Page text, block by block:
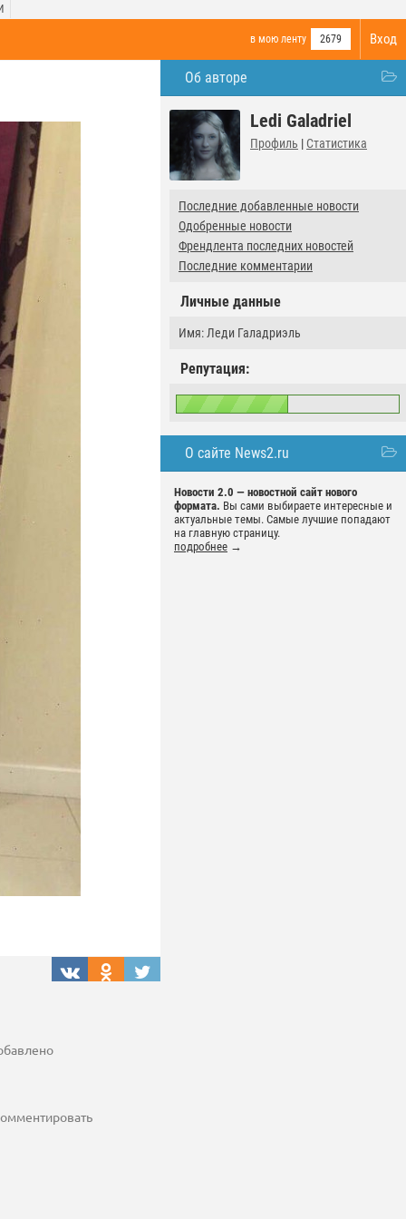
Вход
в мою ленту 2679
Об авторе
Ledi Galadriel
Профиль | Статистика
Последние добавленные новости
Одобренные новости
Френдлента последних новостей
Последние комментарии
Личные данные
Имя: Леди Галадриэль
Репутация:
О сайте News2.ru
Новости 2.0 — новостной сайт нового
формата. Вы сами выбираете интересные и
актуальные темы. Самые лучшие попадают
на главную страницу.
подробнее →